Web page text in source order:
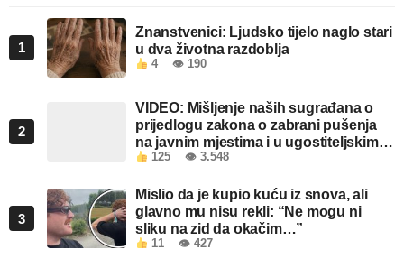
1
Znanstvenici: Ljudsko tijelo naglo stari
u dva životna razdoblja
4 👁 190
2
VIDEO: Mišljenje naših sugrađana o
prijedlogu zakona o zabrani pušenja
na javnim mjestima i u ugostiteljskim
objektima u FBiH
125 👁 3.548
3
Mislio da je kupio kuću iz snova, ali
glavno mu nisu rekli: “Ne mogu ni
sliku na zid da okačim…”
11 👁 427